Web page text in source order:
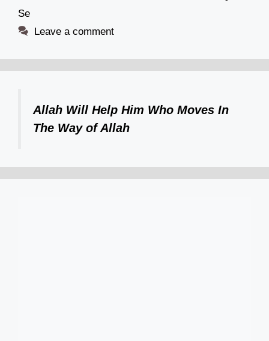
Se
Leave a comment
Allah Will Help Him Who Moves In
The Way of Allah